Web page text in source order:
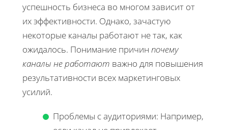
успешность бизнеса во многом зависит от
их эффективности. Однако, зачастую
некоторые каналы работают не так, как
ожидалось. Понимание причин почему
каналы не работают важно для повышения
результативности всех маркетинговых
усилий.
Проблемы с аудиториями: Например,